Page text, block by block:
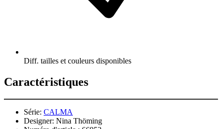
Diff. tailles et couleurs disponibles
Caractéristiques
Série: CALMA
Designer: Nina Thöming